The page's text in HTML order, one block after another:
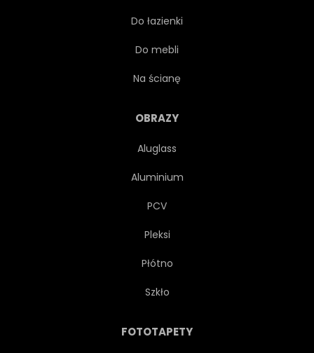
Do łazienki
Do mebli
Na ścianę
OBRAZY
Aluglass
Aluminium
PCV
Pleksi
Płótno
Szkło
FOTOTAPETY